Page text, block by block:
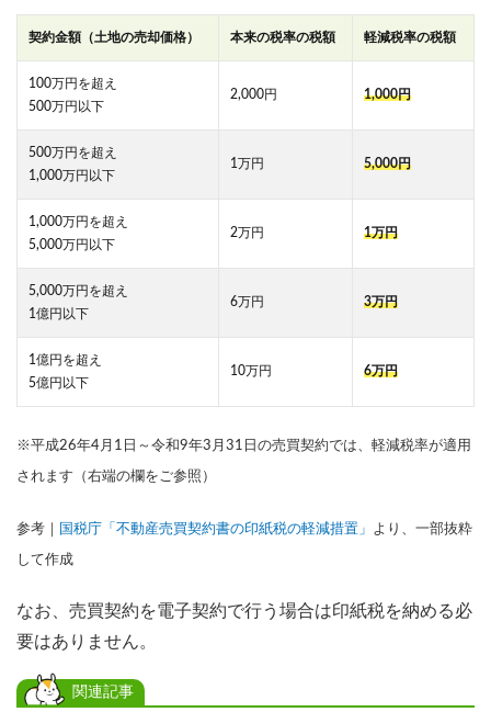
契約金額（土地の売却価格） 本来の税率の税額 軽減税率の税額
100万円を超え
500万円以下
2,000円 1,000円
500万円を超え
1,000万円以下
1万円 5,000円
1,000万円を超え
5,000万円以下
2万円 1万円
5,000万円を超え
1億円以下
6万円 3万円
1億円を超え
5億円以下
10万円 6万円
※平成26年4月1日～令和9年3月31日の売買契約では、軽減税率が適用
されます（右端の欄をご参照）
参考｜ 国税庁「不動産売買契約書の印紙税の軽減措置」
より、一部抜粋
して作成
なお、売買契約を電子契約で行う場合は印紙税を納める必
要はありません。
関連記事